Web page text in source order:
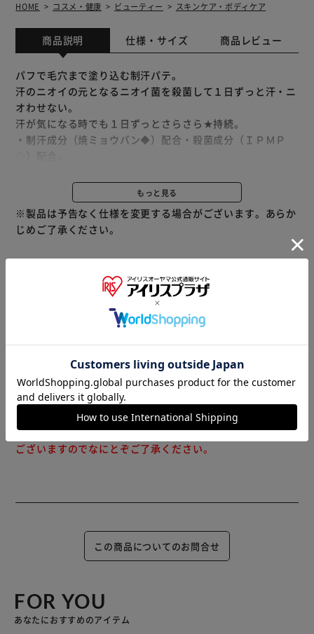
HOME コスメ・健康 ビューティー スキンケア・ボディケア
商品説明 仕様・サイズ 商品レビュー
パフで毛穴まで塗り込む制汗パテ。
汗のニオイの元となるニオイ菌を殺菌して１日ずっと汗・ニ
オわせない。
汗が気になる時でも１日ずっとさらさら★持続。
・制汗成分（焼ミョウバン◆）配合・殺菌成分（ＩＰＭＰ
約１００回分。
★高吸汗・高吸湿ドライパウダー配合（基剤）
◆乾燥硫酸アルミニウムカリウム
◇イソプロピルメチルフェノール【医薬部外品】効能効果：
※リニューアルに伴い、パッケージ・内容等予告なく変更す
る場合がございます。予めご了承ください。
もっと見る
※製品は予告なく仕様を変更する場合がございます。あらか
じめご了承ください。
※当商品はお取り寄せ品の為、在庫の確認及び商品のお届け
までお時間を頂く場合がございます。
また、商品がメーカーにて完売となっていた場合、キャンセ
商品はアイリスプラザがセレクトしたオススメ商品です。
（ご注意）
数量限定商品はご注文が完了しても完売になる場合がござい
ます。ご注文をいただいた後にお断りさせていただく場合が
ございますのでなにとぞご了承ください。
この商品についてのお問合せ
FOR YOU
あなたにおすすめのアイテム